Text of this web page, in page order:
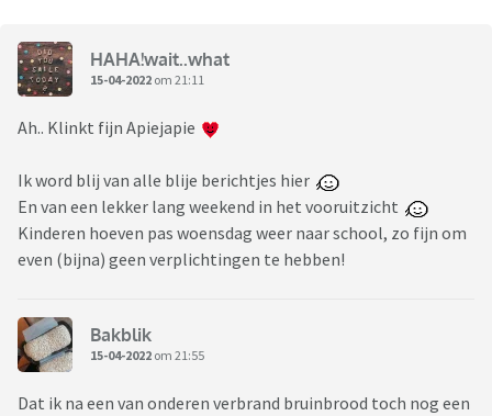
HAHA!wait..what
15-04-2022 om 21:11
Ah.. Klinkt fijn Apiejapie
Ik word blij van alle blije berichtjes hier
En van een lekker lang weekend in het vooruitzicht
Kinderen hoeven pas woensdag weer naar school, zo fijn om
even (bijna) geen verplichtingen te hebben!
Bakblik
15-04-2022 om 21:55
Dat ik na een van onderen verbrand bruinbrood toch nog een